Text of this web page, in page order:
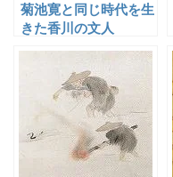
菊池寛と同じ時代を生
きた香川の文人